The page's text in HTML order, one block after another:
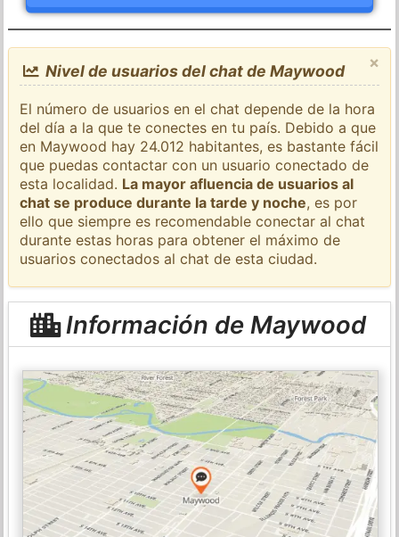
×
Nivel de usuarios del chat de Maywood
El número de usuarios en el chat depende de la hora
del día a la que te conectes en tu país. Debido a que
en Maywood hay 24.012 habitantes, es bastante fácil
que puedas contactar con un usuario conectado de
esta localidad. La mayor afluencia de usuarios al
chat se produce durante la tarde y noche, es por
ello que siempre es recomendable conectar al chat
durante estas horas para obtener el máximo de
usuarios conectados al chat de esta ciudad.
Información de Maywood